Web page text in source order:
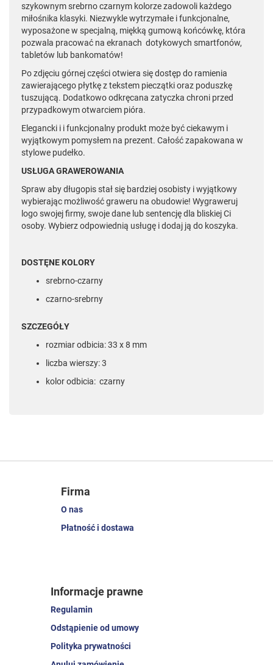
szykownym srebrno czarnym kolorze zadowoli każdego
miłośnika klasyki. Niezwykle wytrzymałe i funkcjonalne,
wyposażone w specjalną, miękką gumową końcówkę, która
pozwala pracować na ekranach dotykowych smartfonów,
tabletów lub bankomatów!
Po zdjęciu górnej części otwiera się dostęp do ramienia
zawierającego płytkę z tekstem pieczątki oraz poduszkę
tuszującą. Dodatkowo odkręcana zatyczka chroni przed
przypadkowym otwarciem pióra.
Elegancki i i funkcjonalny produkt może być ciekawym i
wyjątkowym pomysłem na prezent. Całość zapakowana w
stylowe pudełko.
USŁUGA GRAWEROWANIA
Spraw aby długopis stał się bardziej osobisty i wyjątkowy
wybierając możliwość graweru na obudowie! Wygraweruj
logo swojej firmy, swoje dane lub sentencję dla bliskiej Ci
osoby. Wybierz odpowiednią usługę i dodaj ją do koszyka.
DOSTĘNE KOLORY
srebrno-czarny
czarno-srebrny
SZCZEGÓŁY
rozmiar odbicia: 33 x 8 mm
liczba wierszy: 3
kolor odbicia: czarny
Firma
O nas
Płatność i dostawa
Informacje prawne
Regulamin
Odstąpienie od umowy
Polityka prywatności